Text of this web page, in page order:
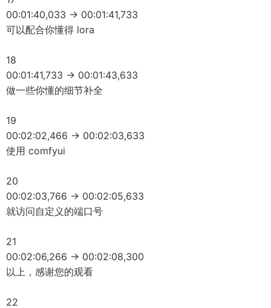
00:01:40,033 -> 00:01:41,733
可以配合你懂得 lora
18
00:01:41,733 -> 00:01:43,633
做一些你懂的细节补全
19
00:02:02,466 -> 00:02:03,633
使用 comfyui
20
00:02:03,766 -> 00:02:05,633
就访问自定义的端口号
21
00:02:06,266 -> 00:02:08,300
以上，感谢您的观看
22